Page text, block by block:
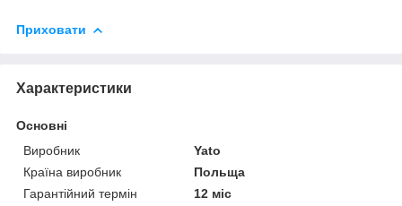
Приховати
Характеристики
Основні
Виробник
Yato
Країна виробник
Польща
Гарантійний термін
12 міс